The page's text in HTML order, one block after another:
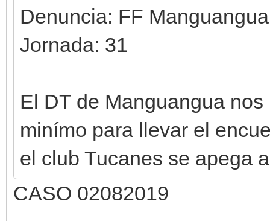
Denuncia: FF Manguangua
Jornada: 31
El DT de Manguangua
minímo para llevar el
el club Tucanes se apega
CASO 02082019